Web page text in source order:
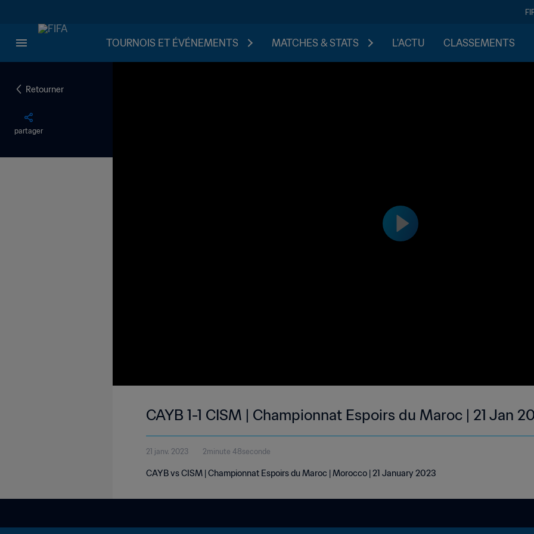
TOURNOIS ET ÉVÉNEMENTS MATCHES & STATS L'ACTU CLASSEMENTS
Retourner
partager
CAYB 1-1 CISM | Championnat Espoirs du Maroc | 21 Jan
21 janv. 2023 2minute 48seconde
CAYB vs CISM | Championnat Espoirs du Maroc | Morocco | 21 January 2023